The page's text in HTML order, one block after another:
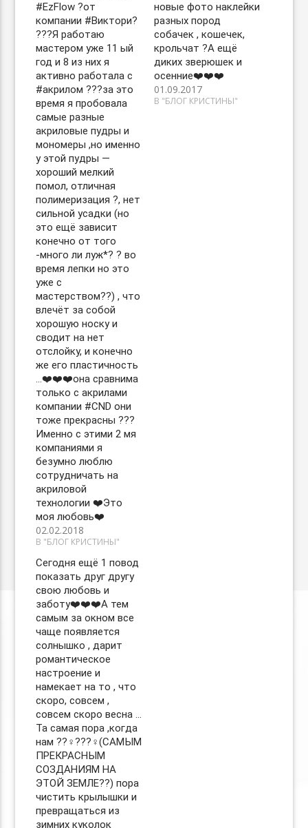
#EzFlow ?от
компании #Виктори?
??‍?Я работаю
мастером уже 11 ый
год и 8 из них я
активно работала с
#акрилом ??‍?за это
время я пробовала
самые разные
акриловые пудры и
мономеры ,но именно
у этой пудры —
хороший мелкий
помол, отличная
полимеризация ?, нет
сильной усадки (но
это ещё зависит
конечно от того
-много ли луж*? ? во
время лепки но это
уже с
мастерством??) , что
влечёт за собой
хорошую носку и
сводит на нет
отслойку, и конечно
же его пластичность
…❤️❤️❤️она сравнима
только с акрилами
компании #CND они
тоже прекрасны ??‍?
Именно с этими 2 мя
компаниями я
безумно люблю
сотрудничать на
акриловой
технологии ❤️Это
моя любовь❤️
02.02.2018
В "БЛОГ КРИСТИНЫ"
новые фото наклейки
разных пород
собачек , кошечек,
крольчат ?А ещё
диких зверюшек и
осенние❤️❤️❤️
01.09.2017
В "БЛОГ КРИСТИНЫ"
Сегодня ещё 1 повод
показать друг другу
свою любовь и
заботу❤️❤️❤️А тем
самым за окном все
чаще появляется
солнышко , дарит
романтическое
настроение и
намекает на то , что
скоро, совсем ,
совсем скоро весна …
Та самая пора ,когда
нам ??‍♀️???‍♀️(САМЫМ
ПРЕКРАСНЫМ
СОЗДАНИЯМ НА
ЭТОЙ ЗЕМЛЕ??) пора
чистить крылышки и
превращаться из
зимних куколок